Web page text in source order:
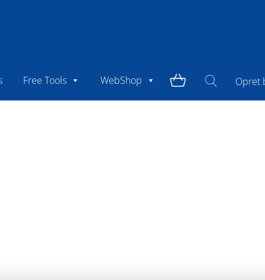
Free Tools WebShop Opret